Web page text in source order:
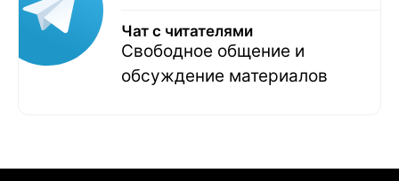
Чат с читателями
Свободное общение и
обсуждение материалов